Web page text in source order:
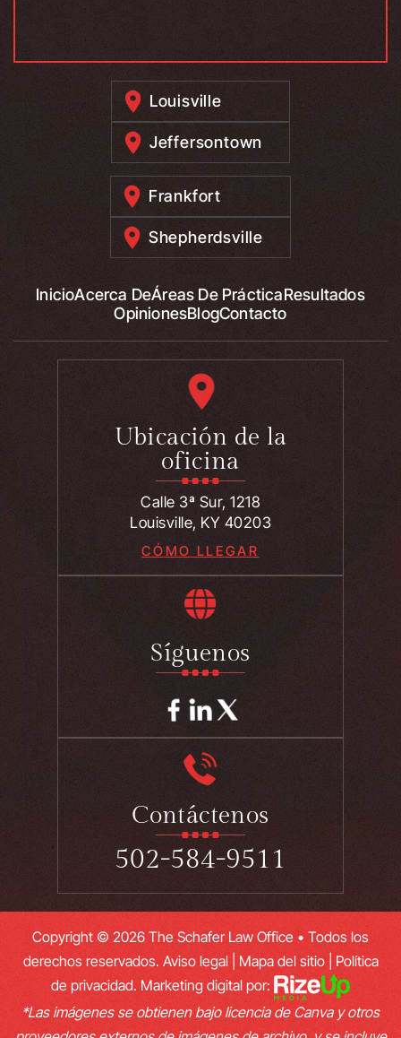
Louisville
Jeffersontown
Frankfort
Shepherdsville
InicioAcerca DeÁreas De PrácticaResultados
OpinionesBlogContacto
Ubicación de la
oficina
Calle 3ª Sur, 1218
Louisville, KY 40203
CÓMO LLEGAR
Síguenos
Contáctenos
502-584-9511
Copyright © 2026 The Schafer Law Office • Todos los
derechos reservados. Aviso legal| Mapa del sitio| Política
de privacidad. Marketing digital por:
*Las imágenes se obtienen bajo licencia de Canva y otros